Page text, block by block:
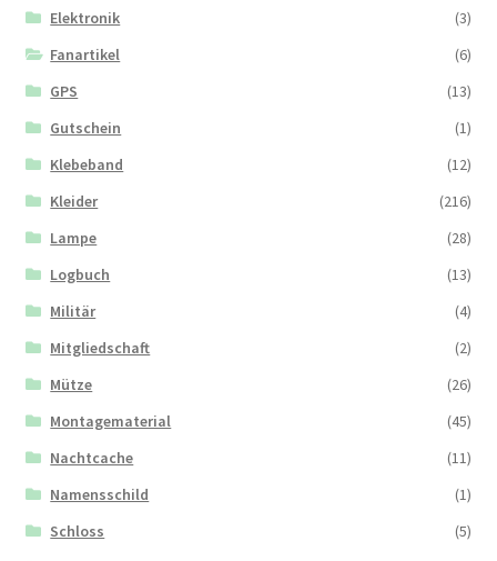
Elektronik
(3)
Fanartikel
(6)
GPS
(13)
Gutschein
(1)
Klebeband
(12)
Kleider
(216)
Lampe
(28)
Logbuch
(13)
Militär
(4)
Mitgliedschaft
(2)
Mütze
(26)
Montagematerial
(45)
Nachtcache
(11)
Namensschild
(1)
Schloss
(5)